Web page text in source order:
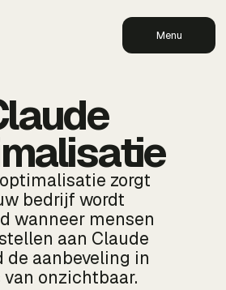
Menu
zorgt
bedrijf wordt
wanneer mensen
aan Claude
de aanbeveling in
van onzichtbaar.